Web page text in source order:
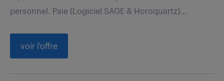
personnel. Paie (Logiciel SAGE & Horoquartz)...
voir l'offre